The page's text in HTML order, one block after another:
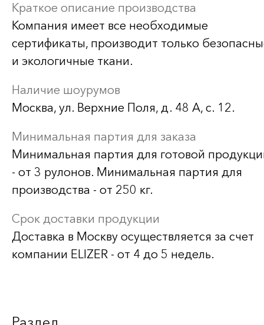
Краткое описание производства
Компания имеет все необходимые
сертификаты, производит только
и экологичные ткани.
Наличие шоурумов
Москва, ул. Верхние Поля, д. 48 А, с. 12.
Минимальная партия для заказа
Минимальная партия для готовой
- от 3 рулонов. Минимальная партия для
производства - от 250 кг.
Срок доставки продукции
Доставка в Москву осуществляется за счет
компании ELIZER - от 4 до 5 недель.